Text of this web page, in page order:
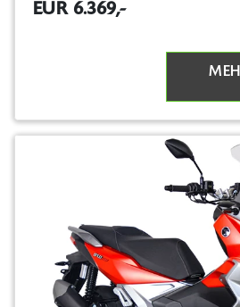
EUR 6.369,-